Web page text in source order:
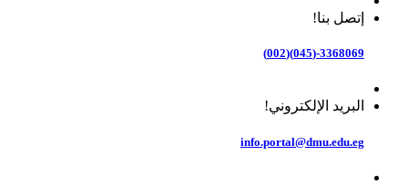
إتصل بنا!
3368069-(045)(002)
البريد الإلكتروني!
info.portal@dmu.edu.eg